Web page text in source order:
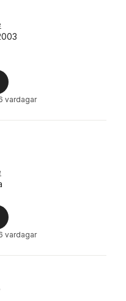
Totalt antal röster:
vardagar
vardagar